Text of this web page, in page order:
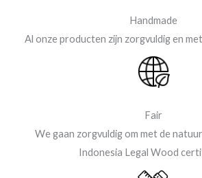
Handmade
Al onze producten zijn zorgvuldig en
Fair
We gaan zorgvuldig om met de
Indonesia Legal Wood